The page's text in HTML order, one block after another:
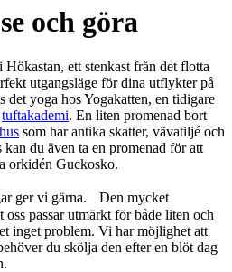
och göra
ett stenkast från det flotta
utgangsläge för dina utflykter på
yoga hos Yogakatten, en tidigare
tuftakademi. En liten promenad bort
som har antika skatter, vävatiljé och
du även ta en promenad för att
orkidén Guckosko.
ger vi gärna. Den mycket
passar utmärkt för både liten och
inget problem. Vi har möjlighet att
du skölja den efter en blöt dag